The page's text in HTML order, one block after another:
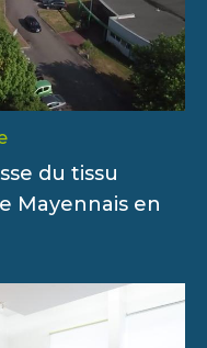
du tissu
Mayennais en